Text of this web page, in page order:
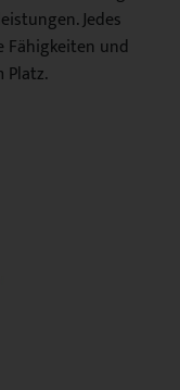
Jedes
Fähigkeiten und
Platz.